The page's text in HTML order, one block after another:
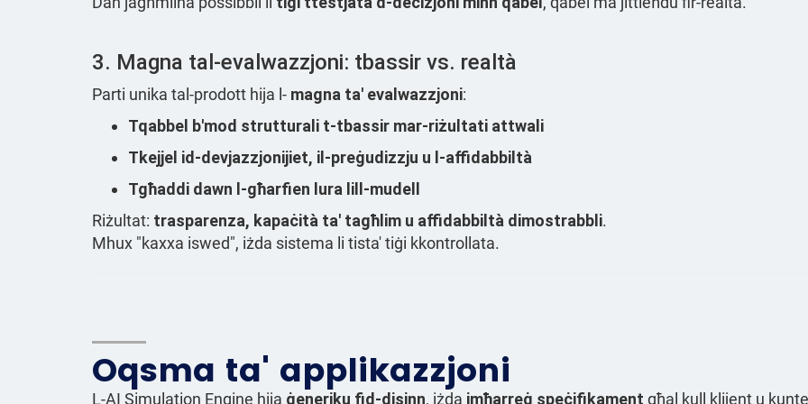
3. Magna tal-evalwazzjoni: tbassir vs. realtà
Parti unika tal-prodott hija l- magna ta' evalwazzjoni:
Tqabbel b'mod strutturali t-tbassir mar-riżultati attwali
Tkejjel id-devjazzjonijiet, il-preġudizzju u l-affidabbiltà
Tgħaddi dawn l-għarfien lura lill-mudell
Riżultat: trasparenza, kapaċità ta' tagħlim u affidabbiltà dimostrabbli.
Mhux "kaxxa iswed", iżda sistema li tista' tiġi kkontrollata.
Oqsma ta' applikazzjoni
L-AI Simulation Engine hija ġeneriku fid-disinn, iżda imħarreġ speċifikament għal kull klijent u